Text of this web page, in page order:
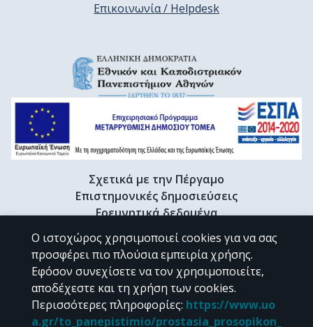
Επικοινωνία / Helpdesk
Σχετικά με την Πέργαμο
Επιστημονικές δημοσιεύσεις
Ερευνητικά δεδομένα
Διδακτορικές διατριβές & Γκρίζα βιβλιογραφία
Προφίλ Ερευνητή
CC BY-NC 4.0
Ο ιστοχώρος χρησιμοποιεί cookies για να σας
προσφέρει πιο πλούσια εμπειρία χρήσης.
Εφόσον συνεχίσετε να τον χρησιμοποιείτε,
αποδέχεστε και τη χρήση των cookies.
Περισσότερες πληροφορίες: https://www.uo
a.gr/to_panepistimio/prostasia_prosopikon_